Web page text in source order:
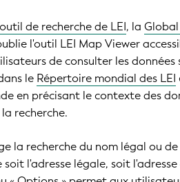
outil de recherche de LEI, la
l'outil LEI Map Viewer
de consulter les données
le Répertoire mondial des LEI
en précisant le contexte des
recherche.
la recherche du nom légal ou
l'adresse légale, soit l'adresse